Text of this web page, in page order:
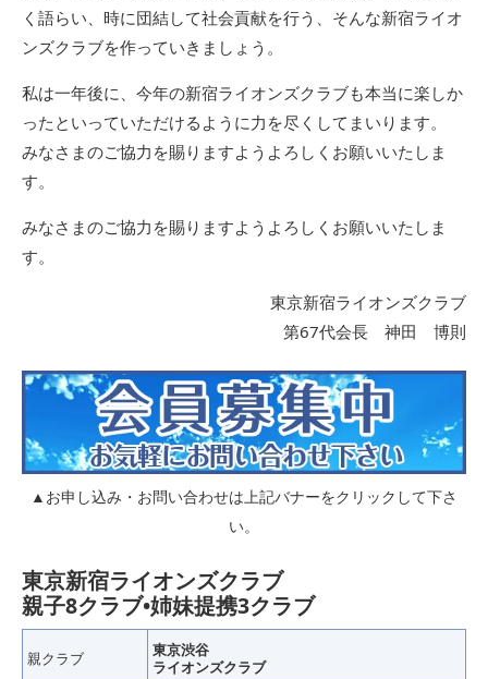
く語らい、時に団結して社会貢献を行う、そんな新宿ライオ
ンズクラブを作っていきましょう。
私は一年後に、今年の新宿ライオンズクラブも本当に楽しか
ったといっていただけるように力を尽くしてまいります。
みなさまのご協力を賜りますようよろしくお願いいたしま
す。
みなさまのご協力を賜りますようよろしくお願いいたしま
す。
東京新宿ライオンズクラブ
第67代会長 神田 博則
▲お申し込み・お問い合わせは上記バナーをクリックして下さ
い。
東京新宿ライオンズクラブ
親子8クラブ•姉妹提携3クラブ
親クラブ
東京渋谷
ライオンズクラブ